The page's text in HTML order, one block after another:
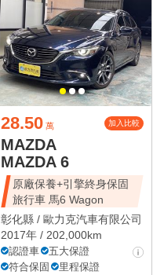
28.50 萬 加入比較
MAZDA
MAZDA 6
原廠保養+引擎終身保固
旅行車 馬6 Wagon
彰化縣 / 歐力克汽車有限公司
2017年 / 202,000km
認證車
五大保證
符合保固
里程保證